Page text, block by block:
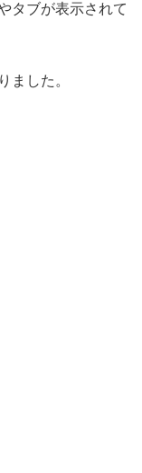
タブが表示されて
ました。